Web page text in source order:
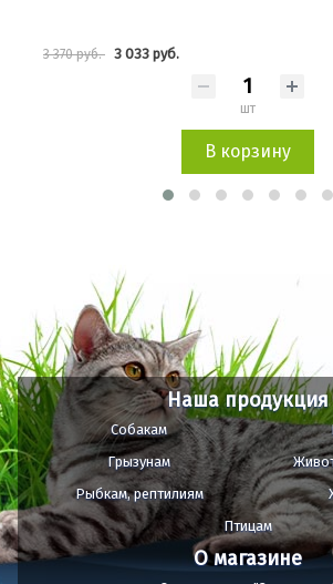
1 027 руб.
Наша продукция
Собакам
Грызунам
Рыбкам, рептилиям
Птицам
О магазине